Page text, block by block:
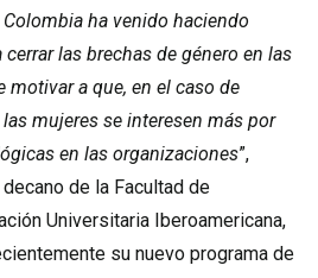
ha venido haciendo
las brechas de género en las
motivar a que, en el caso de
mujeres se interesen más por
en las organizaciones”,
de la Facultad de
Universitaria Iberoamericana,
su nuevo programa de